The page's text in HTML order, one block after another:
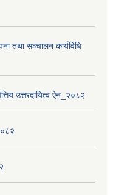
तथा सञ्चालन कार्यविधि
उत्तरदायित्व ऐन_२०८२